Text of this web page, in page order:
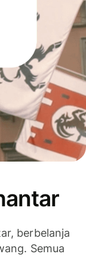
berbelanja
Semua